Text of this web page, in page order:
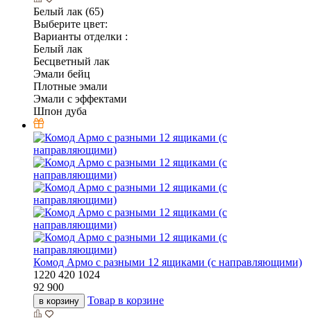
Белый лак (65)
Выберите цвет:
Варианты отделки :
Белый лак
Бесцветный лак
Эмали бейц
Плотные эмали
Эмали с эффектами
Шпон дуба
Комод Армо с разными 12 ящиками (с направляющими)
1220 420 1024
92 900
в корзину Товар в корзине